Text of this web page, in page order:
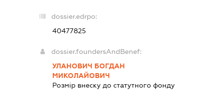
dossier.edrpo:
40477825
dossier.foundersAndBenef:
УЛАНОВИЧ БОГДАН
МИКОЛАЙОВИЧ
Розмір внеску до статутного фонду